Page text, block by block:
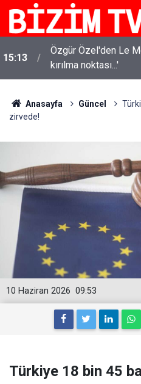
15:13
Özgür Özel'den Le
kırılma noktası...'
Anasayfa Güncel
zirvede!
09:53
10 Haziran 2026
Türkiye 18 bin 45